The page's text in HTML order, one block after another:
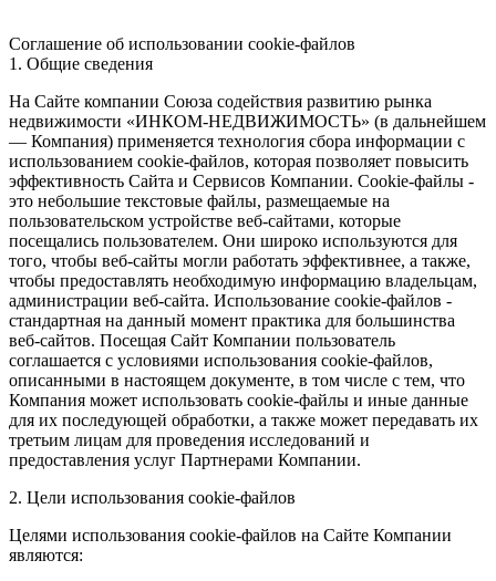
Соглашение об использовании cookie-файлов
1. Общие сведения
На Сайте компании Союза содействия развитию рынка
недвижимости «ИНКОМ-НЕДВИЖИМОСТЬ» (в дальнейшем
— Компания) применяется технология сбора информации с
использованием cookie-файлов, которая позволяет повысить
эффективность Сайта и Сервисов Компании. Сookie-файлы -
это небольшие текстовые файлы, размещаемые на
пользовательском устройстве веб-сайтами, которые
посещались пользователем. Они широко используются для
того, чтобы веб-сайты могли работать эффективнее, а также,
чтобы предоставлять необходимую информацию владельцам,
администрации веб-сайта. Использование cookie-файлов -
стандартная на данный момент практика для большинства
веб-сайтов. Посещая Сайт Компании пользователь
соглашается с условиями использования cookie-файлов,
описанными в настоящем документе, в том числе с тем, что
Компания может использовать cookie-файлы и иные данные
для их последующей обработки, а также может передавать их
третьим лицам для проведения исследований и
предоставления услуг Партнерами Компании.
2. Цели использования cookie-файлов
Целями использования cookie-файлов на Сайте Компании
являются: